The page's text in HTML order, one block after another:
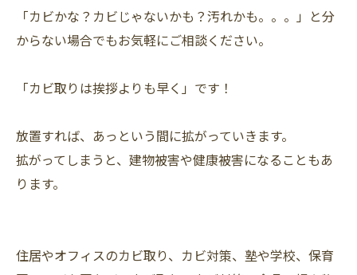
「カビかな？カビじゃないかも？汚れかも。。。」と分
からない場合でもお気軽にご相談ください。
「カビ取りは挨拶よりも早く」です！
放置すれば、あっという間に拡がっていきます。
拡がってしまうと、建物被害や健康被害になることもあ
ります。
住居やオフィスのカビ取り、カビ対策、塾や学校、保育